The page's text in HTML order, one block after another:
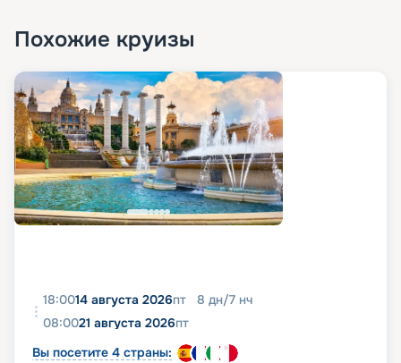
Похожие круизы
18:0014 августа 2026пт 8 дн/7 нч
08:0021 августа 2026пт
Вы посетите 4 страны: